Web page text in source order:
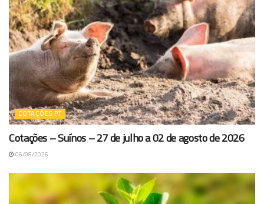
COTAÇÕES PT
Cotações – Suínos – 27 de julho a 02 de agosto de 2026
06/08/2026